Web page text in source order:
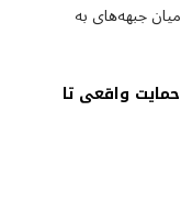
جبهه‌های به
واقعی تا